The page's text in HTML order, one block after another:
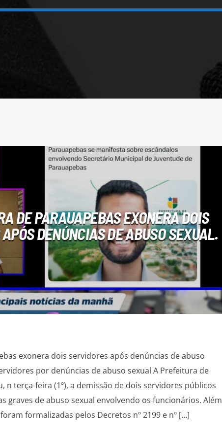
DE PARAUAPEBAS EXONERA DOIS
DENÚNCIAS DE ABUSO SEXUAL.
exonera dois servidores após denúncias de abuso
por denúncias de abuso sexual A Prefeitura de
n terça-feira (1º), a demissão de dois servidores públicos
graves de abuso sexual envolvendo os funcionários. Além
formalizadas pelos Decretos nº 2199 e nº […]